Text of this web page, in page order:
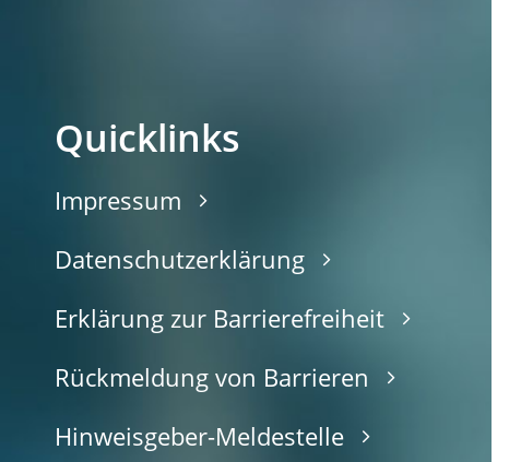
Quicklinks
Impressum
Datenschutzerklärung
Erklärung zur Barrierefreiheit
Rückmeldung von Barrieren
Hinweisgeber-Meldestelle